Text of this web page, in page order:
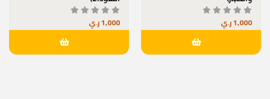
1,000 ر.ي
1,000 ر.ي